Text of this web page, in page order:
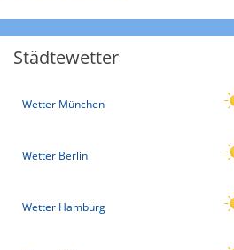
Städtewetter
Wetter München
Wetter Berlin
Wetter Hamburg